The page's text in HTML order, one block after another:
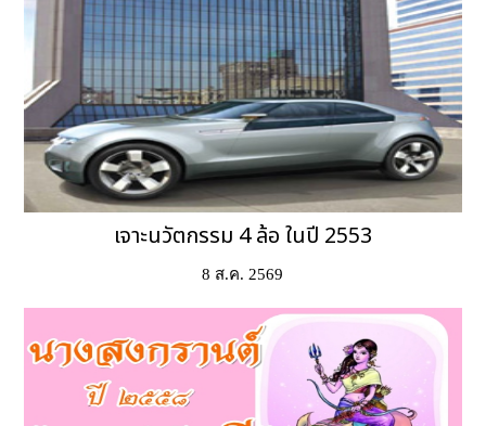
เจาะนวัตกรรม 4 ล้อ ในปี 2553
8 ส.ค. 2569